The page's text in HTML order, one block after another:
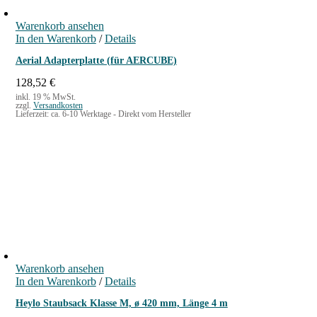
Warenkorb ansehen
In den Warenkorb / Details
Aerial Adapterplatte (für AERCUBE)
128,52 €
inkl. 19 % MwSt.
zzgl. Versandkosten
Lieferzeit: ca. 6-10 Werktage - Direkt vom Hersteller
Warenkorb ansehen
In den Warenkorb / Details
Heylo Staubsack Klasse M, ø 420 mm, Länge 4 m